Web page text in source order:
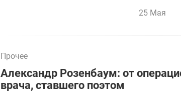
25 Мая
Прочее
Александр Розенбаум: от
врача, ставшего поэтом